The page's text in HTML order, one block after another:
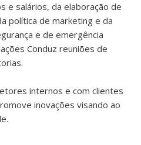
e salários, da elaboração de
política de marketing e da
e de emergência
Conduz reuniões de
internos e com clientes
inovações visando ao